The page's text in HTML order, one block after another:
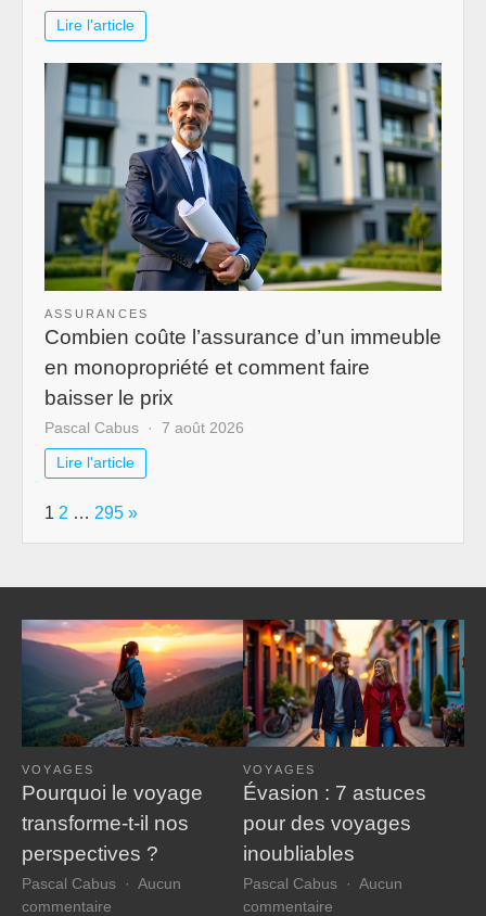
Lire l'article
ASSURANCES
Combien coûte l’assurance d’un immeuble
en monopropriété et comment faire
baisser le prix
Pascal Cabus 7 août 2026
Lire l'article
Page:
1 2 … 295 Next
»
VOYAGES
Pourquoi le voyage
transforme-t-il nos
perspectives ?
Pascal Cabus
Aucun
commentaire
VOYAGES
Évasion : 7 astuces
pour des voyages
inoubliables
Pascal Cabus
Aucun
commentaire